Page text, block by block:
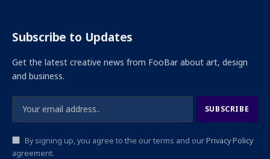
Subscribe to Updates
Get the latest creative news from FooBar about art, design
and business.
By signing up, you agree to the our terms and ourPrivacy Policy
agreement.